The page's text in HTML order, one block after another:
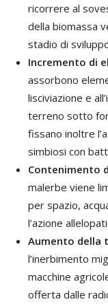
ricorrere al
della biomassa
stadio di
Incremento di
assorbono
lisciviazione e
terreno sotto
fissano inoltre
simbiosi con
Contenimento
malerbe viene
per spazio,
l’azione
Aumento
l’inerbimento
macchine
offerta dalle